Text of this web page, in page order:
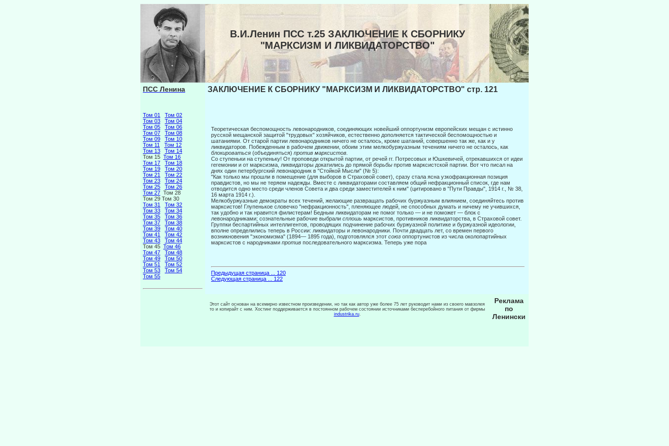
В.И.Ленин ПСС т.25 ЗАКЛЮЧЕНИЕ К СБОРНИКУ
"МАРКСИЗМ И ЛИКВИДАТОРСТВО"
ПСС Ленина
Том 01
Том 02
Том 03
Том 04
Том 05
Том 06
Том 07
Том 08
Том 09
Том 10
Том 11
Том 12
Том 13
Том 14
Том 15 Том 16
Том 17
Том 18
Том 19
Том 20
Том 21
Том 22
Том 23
Том 24
Том 25
Том 26
Том 27 Том 28
Том 29 Том 30
Том 31
Том 32
Том 33
Том 34
Том 35
Том 36
Том 37
Том 38
Том 39
Том 40
Том 41
Том 42
Том 43
Том 44
Том 45 Том 46
Том 47
Том 48
Том 49
Том 50
Том 51
Том 52
Том 53
Том 54
Том 55
ЗАКЛЮЧЕНИЕ К СБОРНИКУ "МАРКСИЗМ И ЛИКВИДАТОРСТВО" стр. 121
Теоретическая беспомощность левонародников, соединяющих новейший оппорту­низм европейских мещан с истинно
русской мещанской защитой "трудовых" хозяйчи­ков, естественно дополняется тактической беспомощностью и
шатаниями. От старой партии левонародников ничего не осталось, кроме шатаний, совершенно так же, как и у
ликвидаторов. Побежденным в рабочем движении, обоим этим мелкобуржуазным те­чениям ничего не осталось, как
блокироваться (объединяться) против марксистов.
Со ступеньки на ступеньку! От проповеди открытой партии, от речей гг. Потресовых и Юшкевичей, отрекавшихся от идеи
гегемонии и от марксизма, ликвидаторы докати­лись до прямой борьбы против марксистской партии. Вот что писал на
днях один пе­тербургский левонародник в "Стойкой Мысли" (№ 5):
"Как только мы прошли в помещение (для выборов в Страховой совет), сразу стала ясна узкофракци­онная позиция
правдистов, но мы не теряем надежды. Вместе с ликвидаторами составляем общий неф­ракционный список, где нам
отводится одно место среди членов Совета и два среди заместителей к ним" (цитировано в "Пути Правды", 1914 г., № 38,
16 марта 1914 г.).
Мелкобуржуазные демократы всех течений, желающие развращать рабочих буржу­азным влиянием, соединяйтесь против
марксистов! Глупенькое словечко "нефракцион­ность", пленяющее людей, не способных думать и ничему не учившихся,
так удобно и так нравится филистерам! Бедным ликвидаторам не помог только — и не поможет — блок с
левонародниками; сознательные рабочие выбрали сплошь марксистов, против­ников ликвидаторства, в Страховой совет.
Группки беспартийных интеллигентов, проводящих подчинение рабочих буржуаз­ной политике и буржуазной идеологии,
вполне определились теперь в России: ликвида­торы и левонародники. Почти двадцать лет, со времен первого
возникновения "эконо­мизма" (1894— 1895 года), подготовлялся этот союз оппортунистов из числа околопар­тийных
марксистов с народниками против последовательного марксизма. Теперь уже пора
Предыдущая страница ... 120
Следующая страница ... 122
Этот сайт основан на всемирно известном произведении, но так как автор уже более 75 лет руководит нами из своего мавзолея
то и копирайт с ним. Хостинг поддерживается в постоянном рабочем состоянии источниками бесперебойного питания от фирмы
industrika.ru.
Реклама
по
Ленински